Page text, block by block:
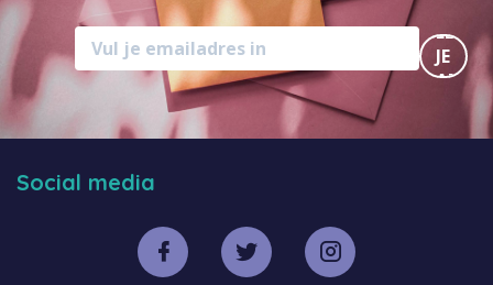
MELD
JE
AAN
Social media